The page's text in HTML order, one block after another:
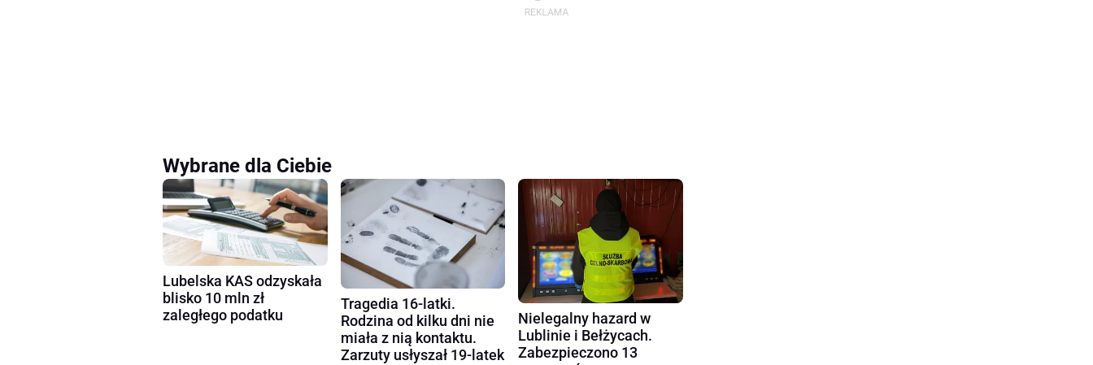
Wybrane dla Ciebie
Lubelska KAS odzyskała
blisko 10 mln zł
zaległego podatku
Tragedia 16-latki.
Rodzina od kilku dni nie
miała z nią kontaktu.
Zarzuty usłyszał 19-latek
Nielegalny hazard w
Lublinie i Bełżycach.
Zabezpieczono 13